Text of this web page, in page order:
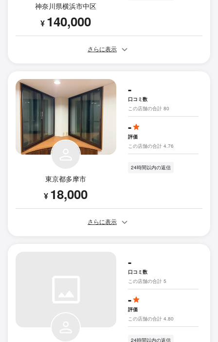
神奈川県横浜市中区
¥ 140,000
さらに表示
東京都多摩市
¥ 18,000
-
口コミ数
この店舗の合計 80
-
評価
この店舗の合計 4.76
24時間以内の返信
さらに表示
-
口コミ数
この店舗の合計 5
-
評価
この店舗の合計 4.80
24時間以内の返信